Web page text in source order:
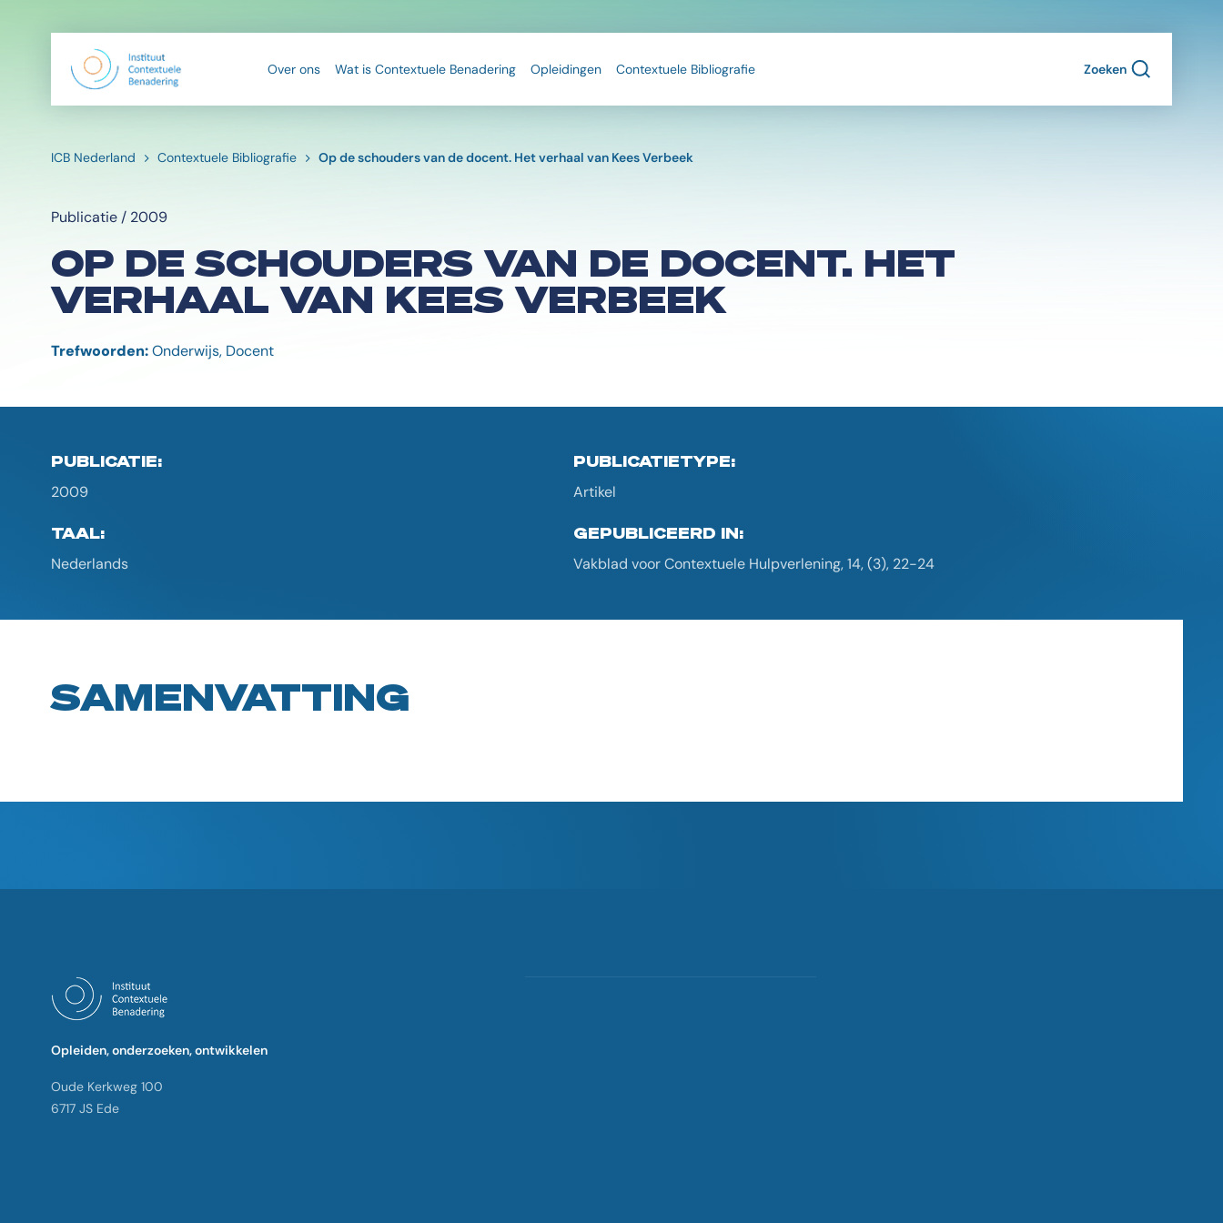
Over ons Wat is Contextuele Benadering Opleidingen Contextuele Bibliografie Zoeken
ICB Nederland Contextuele Bibliografie Op de schouders van de docent. Het verhaal van Kees Verbeek
Publicatie / 2009
OP DE SCHOUDERS VAN DE DOCENT. HET
VERHAAL VAN KEES VERBEEK
Trefwoorden:Onderwijs, Docent
PUBLICATIE:
2009
PUBLICATIETYPE:
Artikel
TAAL:
Nederlands
GEPUBLICEERD IN:
Vakblad voor Contextuele Hulpverlening, 14, (3), 22-24
SAMENVATTING
Opleiden, onderzoeken, ontwikkelen
Oude Kerkweg 100
6717 JS Ede